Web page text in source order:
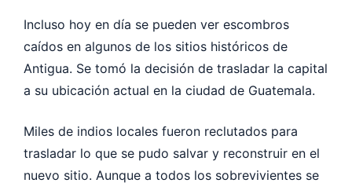
Incluso hoy en día se pueden ver escombros
caídos en algunos de los sitios históricos de
Antigua. Se tomó la decisión de trasladar la capital
a su ubicación actual en la ciudad de Guatemala.
Miles de indios locales fueron reclutados para
trasladar lo que se pudo salvar y reconstruir en el
nuevo sitio. Aunque a todos los sobrevivientes se